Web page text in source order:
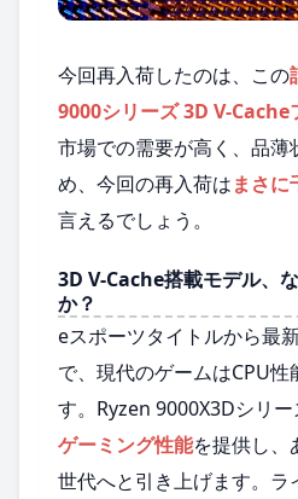
今回再入荷したのは、この
9000シリーズ 3D V-Cache
市場での需要が高く、品薄
め、今回の再入荷はまさに
言えるでしょう。
3D V-Cache搭載モデル、
か？
eスポーツタイトルから最
で、現代のゲームはCPU性
す。Ryzen 9000X3Dシリー
ゲーミング性能を提供し、
世代へと引き上げます。ラ